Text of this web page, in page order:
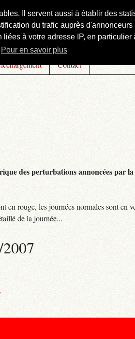
Il servent aussi à établir des
du trafic auprès
à votre adresse IP, en
Pour en savoir plus
Contact
des perturbations annoncées par
rouge, les journées normales sont en
de la journée...